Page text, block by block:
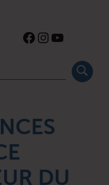
Ouverture de Facebook
Instagram
YouTube
DU